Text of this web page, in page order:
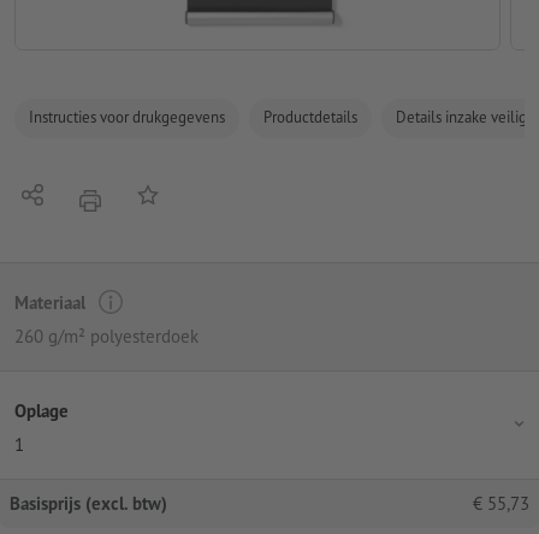
Instructies voor drukgegevens Productdetails Details inzake
Delen afdrukkenOp de lijst
Materiaal
260 g/m² polyesterdoek
Oplage
1
Basisprijs (excl. btw) € 55,73